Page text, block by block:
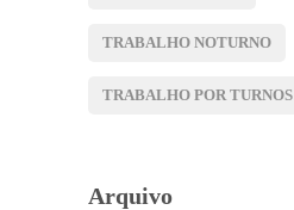
TRABALHO NOTURNO
TRABALHO POR TURNOS
Arquivo